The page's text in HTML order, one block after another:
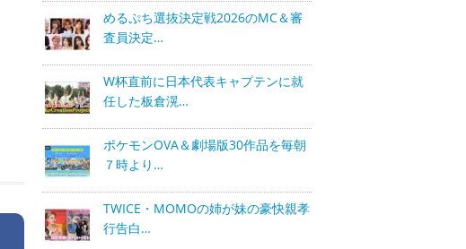
めるぷち選抜決定戦2026のMC＆審
査員決定…
W杯直前に日本代表キャプテンに就
任した板倉滉…
ポケモンOVA＆劇場版30作品を毎朝
７時より…
TWICE・MOMOの姉が妹の豪快親孝
行告白…